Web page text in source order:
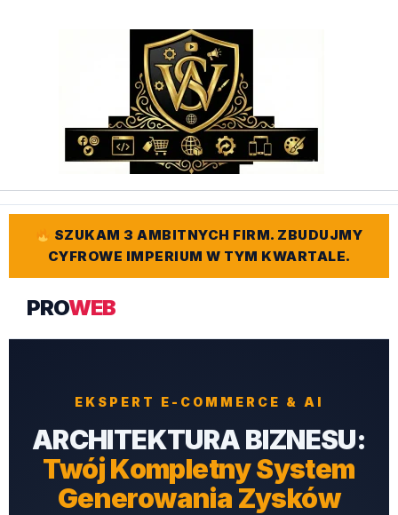
SZUKAM 3 AMBITNYCH FIRM. ZBUDUJMY
CYFROWE IMPERIUM W TYM KWARTALE.
PROWEB
EKSPERT E-COMMERCE & AI
ARCHITEKTURA BIZNESU:
Twój Kompletny System
Generowania Zysków